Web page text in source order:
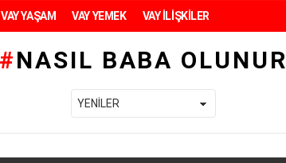
VAY YAŞAM VAY YEMEK VAY İLİŞKİLER
NASIL BABA OLUNUR